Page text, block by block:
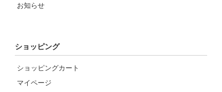
お知らせ
ショッピング
ショッピングカート
マイページ